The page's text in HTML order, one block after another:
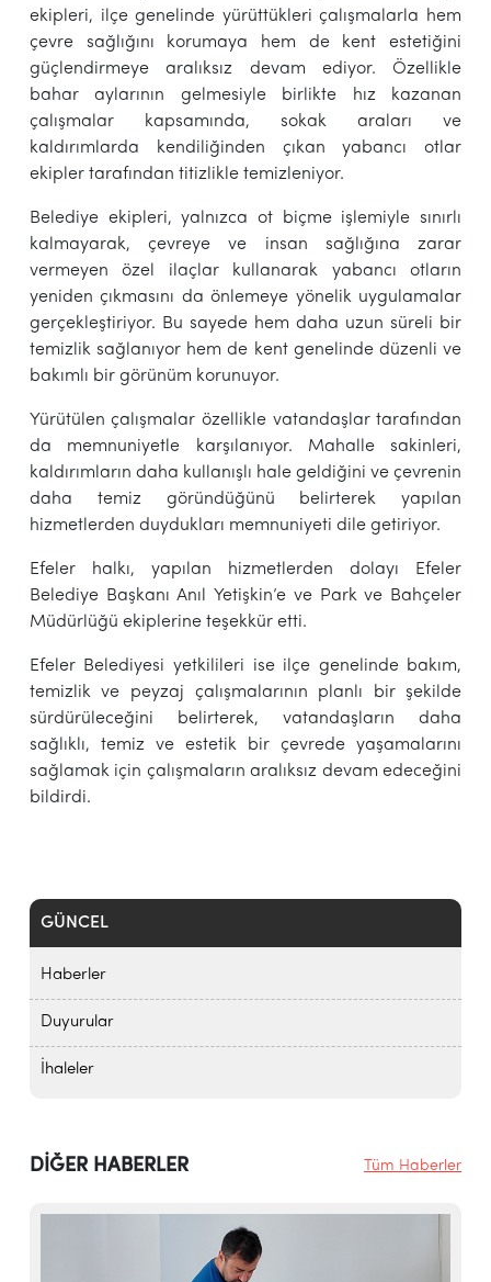
GÜNCEL
Haberler
Duyurular
İhaleler
ekipleri, ilçe genelinde yürüttükleri çalışmalarla hem
çevre sağlığını korumaya hem de kent estetiğini
güçlendirmeye aralıksız devam ediyor. Özellikle
bahar aylarının gelmesiyle birlikte hız kazanan
çalışmalar kapsamında, sokak araları ve
kaldırımlarda kendiliğinden çıkan yabancı otlar
ekipler tarafından titizlikle temizleniyor.
Belediye ekipleri, yalnızca ot biçme işlemiyle sınırlı
kalmayarak, çevreye ve insan sağlığına zarar
vermeyen özel ilaçlar kullanarak yabancı otların
yeniden çıkmasını da önlemeye yönelik uygulamalar
gerçekleştiriyor. Bu sayede hem daha uzun süreli bir
temizlik sağlanıyor hem de kent genelinde düzenli ve
bakımlı bir görünüm korunuyor.
Yürütülen çalışmalar özellikle vatandaşlar tarafından
da memnuniyetle karşılanıyor. Mahalle sakinleri,
kaldırımların daha kullanışlı hale geldiğini ve çevrenin
daha temiz göründüğünü belirterek yapılan
hizmetlerden duydukları memnuniyeti dile getiriyor.
Efeler halkı, yapılan hizmetlerden dolayı Efeler
Belediye Başkanı Anıl Yetişkin’e ve Park ve Bahçeler
Müdürlüğü ekiplerine teşekkür etti.
Efeler Belediyesi yetkilileri ise ilçe genelinde bakım,
temizlik ve peyzaj çalışmalarının planlı bir şekilde
sürdürüleceğini belirterek, vatandaşların daha
sağlıklı, temiz ve estetik bir çevrede yaşamalarını
sağlamak için çalışmaların aralıksız devam edeceğini
bildirdi.
DİĞER HABERLER Tüm Haberler